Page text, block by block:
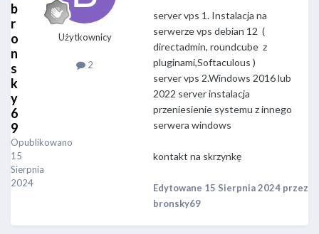
b
r
o
n
s
k
y
6
9
Opublikowano
15
Sierpnia
2024
Użytkownicy
2
server vps 1. Instalacja na
serwerze vps debian 12 (
directadmin, roundcube z
pluginami,Softaculous )
server vps 2.Windows 2016 lub
2022 server instalacja
przeniesienie systemu z innego
serwera windows
kontakt na skrzynkę
Edytowane 15 Sierpnia 2024 przez
bronsky69